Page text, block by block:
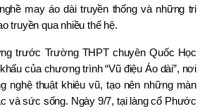
may áo dài truyền thống và những tri
truyền qua nhiều thế hệ.
trước Trường THPT chuyên Quốc Học
của chương trình “Vũ điệu Áo dài”, nơi
nghệ thuật khiêu vũ, tạo nên những màn
và sức sống. Ngày 9/7, tại làng cổ Phước